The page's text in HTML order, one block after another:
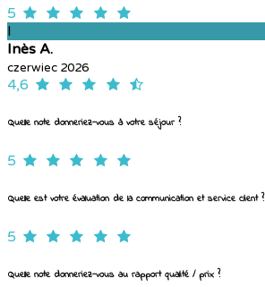
5
I
Inès A.
czerwiec 2026
4,6
Quelle note donneriez-vous à votre séjour ?
5
Quelle est votre évaluation de la communication et service client ?
5
Quelle note donneriez-vous au rapport qualité / prix ?